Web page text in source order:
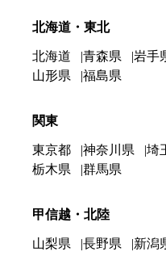
北海道・東北
北海道 青森県 岩手
山形県
福島県
関東
東京都 神奈川県 埼
栃木県
群馬県
甲信越・北陸
山梨県 長野県 新潟